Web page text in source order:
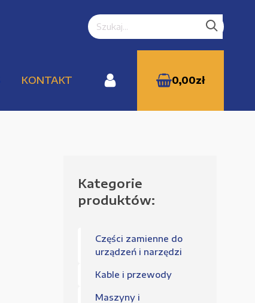
KONTAKT 0,00zł
WYPRZEDAŻE
Zamówienie
Regulamin sklepu
Polityka Prywatności
Kategorie
produktów:
Części zamienne do
urządzeń i narzędzi
Kable i przewody
Maszyny i